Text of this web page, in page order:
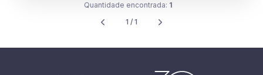
Quantidade encontrada: 1
1 / 1